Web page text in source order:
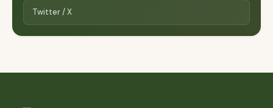
Twitter / X